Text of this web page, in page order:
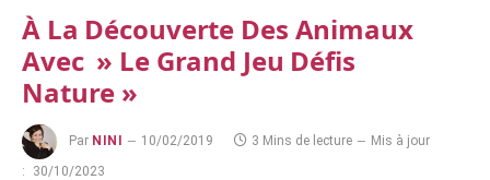
À La Découverte Des Animaux
Avec » Le Grand Jeu Défis
Nature »
Par NINI 10/02/2019 3 Mins de lecture
Mis à jour
:
30/10/2023